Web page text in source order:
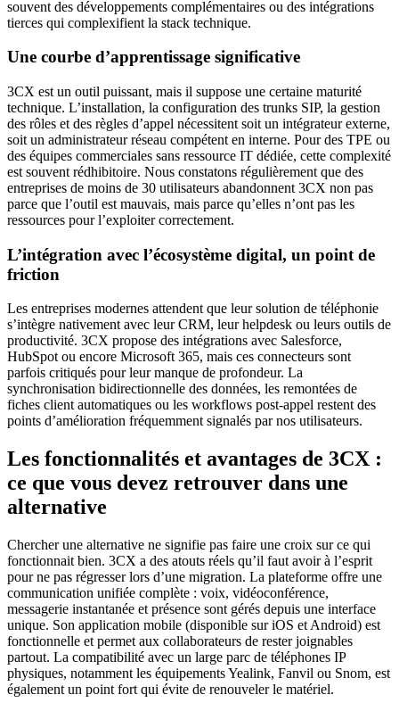
souvent des développements complémentaires ou des intégrations
tierces qui complexifient la stack technique.
Une courbe d’apprentissage significative
3CX est un outil puissant, mais il suppose une certaine maturité
technique. L’installation, la configuration des trunks SIP, la gestion
des rôles et des règles d’appel nécessitent soit un intégrateur externe,
soit un administrateur réseau compétent en interne. Pour des TPE ou
des équipes commerciales sans ressource IT dédiée, cette complexité
est souvent rédhibitoire. Nous constatons régulièrement que des
entreprises de moins de 30 utilisateurs abandonnent 3CX non pas
parce que l’outil est mauvais, mais parce qu’elles n’ont pas les
ressources pour l’exploiter correctement.
L’intégration avec l’écosystème digital, un point de
friction
Les entreprises modernes attendent que leur solution de téléphonie
s’intègre nativement avec leur CRM, leur helpdesk ou leurs outils de
productivité. 3CX propose des intégrations avec Salesforce,
HubSpot ou encore Microsoft 365, mais ces connecteurs sont
parfois critiqués pour leur manque de profondeur. La
synchronisation bidirectionnelle des données, les remontées de
fiches client automatiques ou les workflows post-appel restent des
points d’amélioration fréquemment signalés par nos utilisateurs.
Les fonctionnalités et avantages de 3CX :
ce que vous devez retrouver dans une
alternative
Chercher une alternative ne signifie pas faire une croix sur ce qui
fonctionnait bien. 3CX a des atouts réels qu’il faut avoir à l’esprit
pour ne pas régresser lors d’une migration. La plateforme offre une
communication unifiée complète : voix, vidéoconférence,
messagerie instantanée et présence sont gérés depuis une interface
unique. Son application mobile (disponible sur iOS et Android) est
fonctionnelle et permet aux collaborateurs de rester joignables
partout. La compatibilité avec un large parc de téléphones IP
physiques, notamment les équipements Yealink, Fanvil ou Snom, est
également un point fort qui évite de renouveler le matériel.